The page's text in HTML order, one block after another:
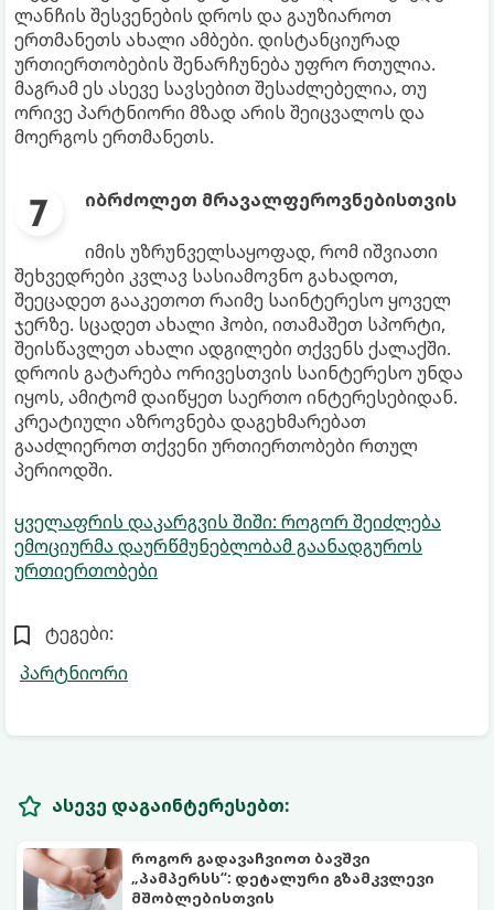
ლანჩის შესვენების დროს და გაუზიაროთ
ერთმანეთს ახალი ამბები. დისტანციურად
ურთიერთობების შენარჩუნება უფრო რთულია.
მაგრამ ეს ასევე სავსებით შესაძლებელია, თუ
ორივე პარტნიორი მზად არის შეიცვალოს და
მოერგოს ერთმანეთს.
იბრძოლეთ მრავალფეროვნებისთვის
იმის უზრუნველსაყოფად, რომ იშვიათი
შეხვედრები კვლავ სასიამოვნო გახადოთ,
შეეცადეთ გააკეთოთ რაიმე საინტერესო ყოველ
ჯერზე. სცადეთ ახალი ჰობი, ითამაშეთ სპორტი,
შეისწავლეთ ახალი ადგილები თქვენს ქალაქში.
დროის გატარება ორივესთვის საინტერესო უნდა
იყოს, ამიტომ დაიწყეთ საერთო ინტერესებიდან.
კრეატიული აზროვნება დაგეხმარებათ
გააძლიეროთ თქვენი ურთიერთობები რთულ
პერიოდში.
ყველაფრის დაკარგვის შიში: როგორ შეიძლება
ემოციურმა დაურწმუნებლობამ გაანადგუროს
ურთიერთობები
ტეგები:
პარტნიორი
ასევე დაგაინტერესებთ:
როგორ გადავაჩვიოთ ბავშვი
„პამპერსს“: დეტალური გზამკვლევი
მშობლებისთვის